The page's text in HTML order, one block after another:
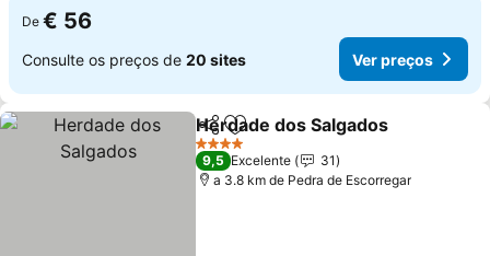
De € 56
Consulte os preços de 20 sites Ver preços
PartilharAdicionar aos favoritos
Herdade dos Salgados
4 Estrelas
9,5 Excelente
31
a 3.8 km de Pedra de Escorregar